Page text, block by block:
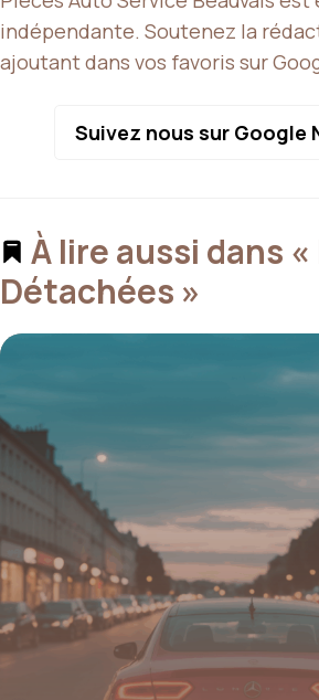
indépendante. Soutenez la
ajoutant dans vos favoris sur
Suivez nous sur Google
À lire aussi dans
Détachées »